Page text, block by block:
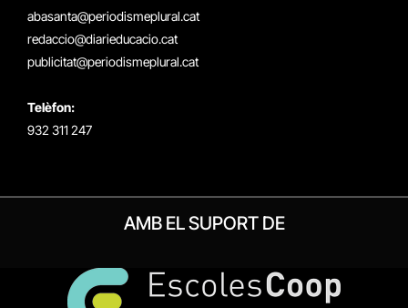
abasanta@periodismeplural.cat
redaccio@diarieducacio.cat
publicitat@periodismeplural.cat
Telèfon:
932 311 247
AMB EL SUPORT DE